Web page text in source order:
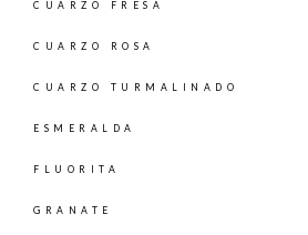
CUARZO FRESA
CUARZO ROSA
CUARZO TURMALINADO
ESMERALDA
FLUORITA
GRANATE